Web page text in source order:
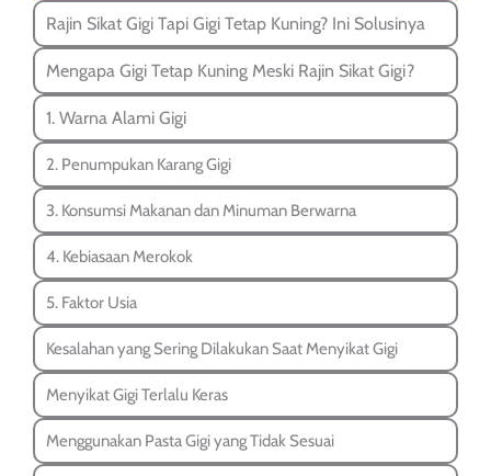
Rajin Sikat Gigi Tapi Gigi Tetap Kuning? Ini Solusinya
Mengapa Gigi Tetap Kuning Meski Rajin Sikat Gigi?
1. Warna Alami Gigi
2. Penumpukan Karang Gigi
3. Konsumsi Makanan dan Minuman Berwarna
4. Kebiasaan Merokok
5. Faktor Usia
Kesalahan yang Sering Dilakukan Saat Menyikat Gigi
Menyikat Gigi Terlalu Keras
Menggunakan Pasta Gigi yang Tidak Sesuai